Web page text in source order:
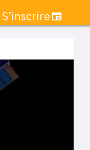
S’inscrire